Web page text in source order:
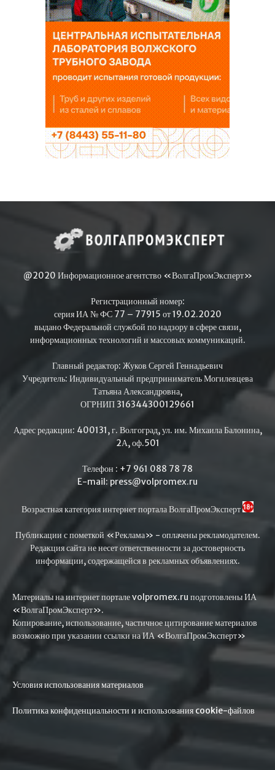
@2020 Информационное агентство «ВолгаПромЭксперт»
Регистрационный номер:
серия ИА № ФС 77 – 77915 от 19.02.2020
выдано Федеральной службой по надзору в сфере связи,
информационных технологий и массовых коммуникаций.
Главный редактор: Жуков Сергей Геннадьевич
Учредитель: Индивидуальный предприниматель Могилевцева
Татьяна Александровна,
ОГРНИП 316344300129661
Адрес редакции: 400131, г. Волгоград, ул. им. Михаила Балонина,
2А, оф.501
Телефон : +7 961 088 78 78
E-mail: press@volpromex.ru
Возрастная категория интернет портала ВолгаПромЭксперт
Публикации с пометкой «Реклама» - оплачены рекламодателем.
Редакция сайта не несет ответственности за достоверность
информации, содержащейся в рекламных объявлениях.
Материалы на интернет портале volpromex.ru подготовлены ИА
«ВолгаПромЭксперт».
Копирование, использование, частичное цитирование материалов
возможно при указании ссылки на ИА «ВолгаПромЭксперт»
Условия использования материалов
Политика конфиденциальности и использования cookie-файлов